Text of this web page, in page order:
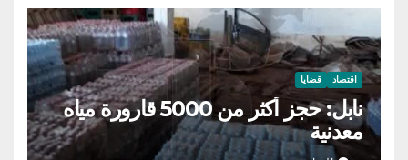
اقتصاد قضايا
نابل: حجز أكثر من 5000 قارورة مياه
معدنية